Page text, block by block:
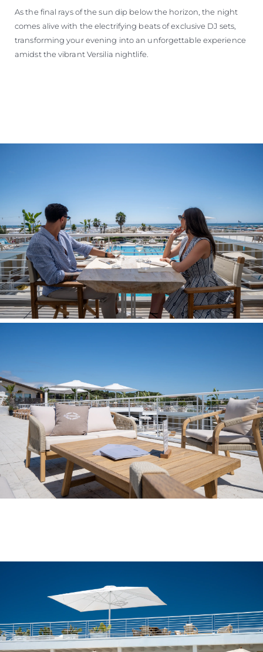
As the final rays of the sun dip below the horizon, the night
comes alive with the electrifying beats of exclusive DJ sets,
transforming your evening into an unforgettable experience
amidst the vibrant Versilia nightlife.